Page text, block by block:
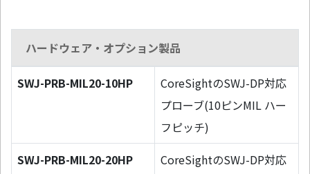
ハードウェア・オプション製品
SWJ-PRB-MIL20-10HP
CoreSightのSWJ-DP対応
プローブ(10ピンMIL ハー
フピッチ)
SWJ-PRB-MIL20-20HP
CoreSightのSWJ-DP対応